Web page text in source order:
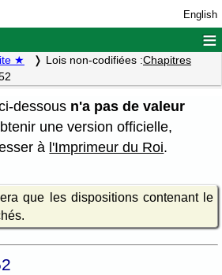
English
≡
★ Lois non-codifiées :Chapitres
dessous n'a pas de valeur
une version officielle,
à l'Imprimeur du Roi.
que les dispositions contenant le